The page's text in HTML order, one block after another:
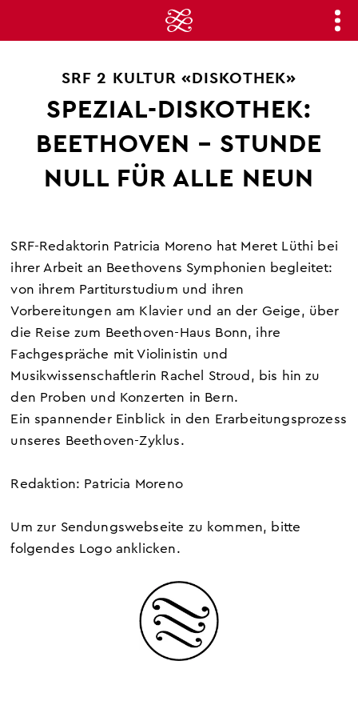
SRF 2 KULTUR «DISKOTHEK»
SPEZIAL-DISKOTHEK:
BEETHOVEN – STUNDE
NULL FÜR ALLE NEUN
SRF-Redaktorin Patricia Moreno hat Meret Lüthi bei
ihrer Arbeit an Beethovens Symphonien begleitet:
von ihrem Partiturstudium und ihren
Vorbereitungen am Klavier und an der Geige, über
die Reise zum Beethoven-Haus Bonn, ihre
Fachgespräche mit Violinistin und
Musikwissenschaftlerin Rachel Stroud, bis hin zu
den Proben und Konzerten in Bern.
Ein spannender Einblick in den Erarbeitungsprozess
unseres Beethoven-Zyklus.
Redaktion: Patricia Moreno
Um zur Sendungswebseite zu kommen, bitte
folgendes Logo anklicken.